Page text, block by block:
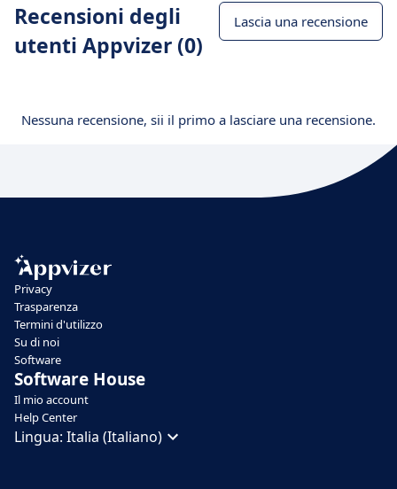
Recensioni degli
utenti Appvizer (0)
Lascia una recensione
Nessuna recensione, sii il primo a lasciare una recensione.
Privacy
Trasparenza
Termini d'utilizzo
Su di noi
Software
Software House
Il mio account
Help Center
Lingua: Italia (Italiano)